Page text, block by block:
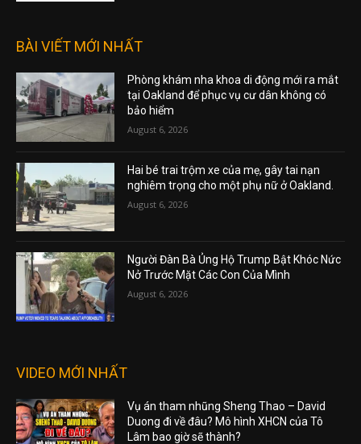
BÀI VIẾT MỚI NHẤT
Phòng khám nha khoa di động mới ra mắt
tại Oakland để phục vụ cư dân không có
bảo hiểm
August 6, 2026
Hai bé trai trộm xe của mẹ, gây tai nạn
nghiêm trọng cho một phụ nữ ở Oakland.
August 6, 2026
Người Đàn Bà Ủng Hộ Trump Bật Khóc Nức
Nở Trước Mặt Các Con Của Mình
August 6, 2026
VIDEO MỚI NHẤT
Vụ án tham nhũng Sheng Thao – David
Duong đi về đâu? Mô hình XHCN của Tô
Lâm bao giờ sẽ thành?